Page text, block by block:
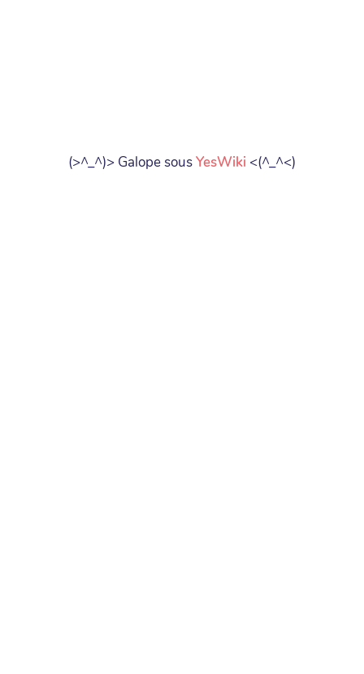
(>^_^)> Galope sousYesWiki <(^_^<)